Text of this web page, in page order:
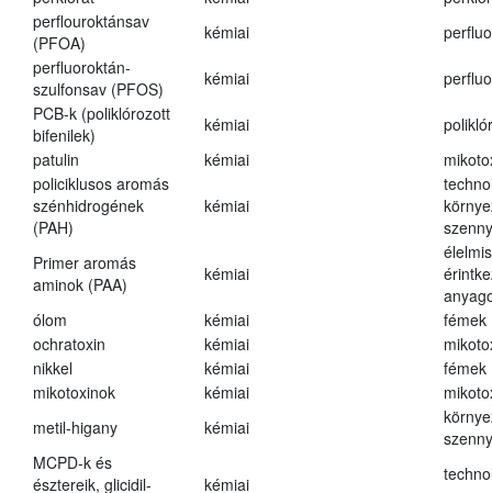
perflouroktánsav
(PFOA)
kémiai
perfluoroktán-
szulfonsav (PFOS)
kémiai
PCB-k (poliklórozott
bifenilek)
kémiai
patulin
kémiai
policiklusos aromás
szénhidrogének
(PAH)
kémiai
Primer aromás
aminok (PAA)
kémiai
ólom
kémiai
fémek
ochratoxin
kémiai
nikkel
kémiai
fémek
mikotoxinok
kémiai
metil-higany
kémiai
MCPD-k és
észtereik, glicidil-
kémiai